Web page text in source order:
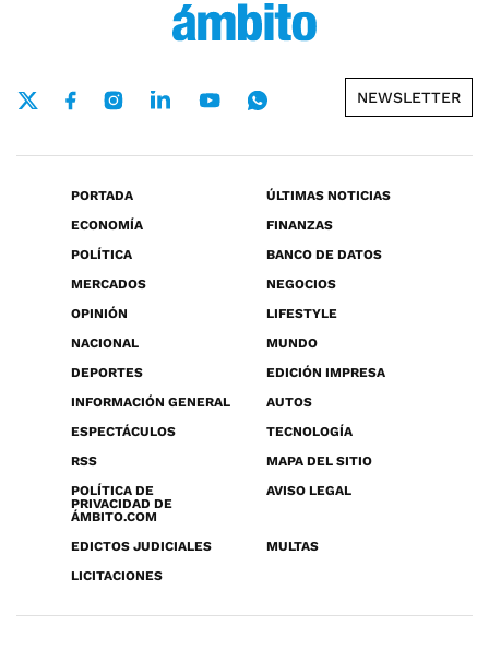
NEWSLETTER
PORTADA
ÚLTIMAS NOTICIAS
ECONOMÍA
FINANZAS
POLÍTICA
BANCO DE DATOS
MERCADOS
NEGOCIOS
OPINIÓN
LIFESTYLE
NACIONAL
MUNDO
DEPORTES
EDICIÓN IMPRESA
INFORMACIÓN GENERAL
AUTOS
ESPECTÁCULOS
TECNOLOGÍA
RSS
MAPA DEL SITIO
POLÍTICA DE
PRIVACIDAD DE
ÁMBITO.COM
AVISO LEGAL
EDICTOS JUDICIALES
MULTAS
LICITACIONES